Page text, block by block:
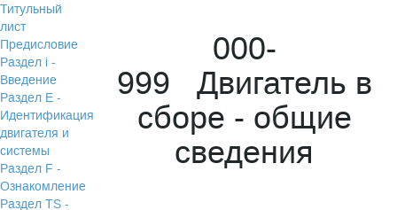
Титульный
лист
Предисловие
Раздел i -
Введение
Раздел Е -
Идентификация
двигателя и
системы
Раздел F -
Ознакомление
Раздел TS -
000-
999 Двигатель в
сборе - общие
сведения